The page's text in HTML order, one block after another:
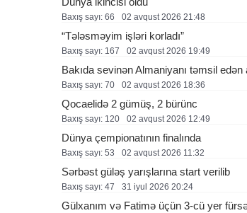
Baxış sayı: 66 02 avqust 2026 21:48
“Tələsməyim işləri korladı”
Baxış sayı: 167 02 avqust 2026 19:49
Bakıda sevinən Almaniyanı təmsil
Baxış sayı: 70 02 avqust 2026 18:36
Qocaelidə 2 gümüş, 2 bürünc
Baxış sayı: 120 02 avqust 2026 12:49
Dünya çempionatının finalında
Baxış sayı: 53 02 avqust 2026 11:32
Sərbəst güləş yarışlarına start verilib
Baxış sayı: 47 31 i̇yul 2026 20:24
Gülxanım və Fatimə üçün 3-cü yer